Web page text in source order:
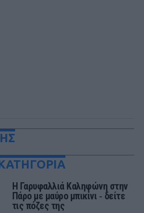
Η Γαρυφαλλιά Καληφώνη στην
Πάρο με μαύρο μπικίνι ‑ δείτε
τις πόζες της